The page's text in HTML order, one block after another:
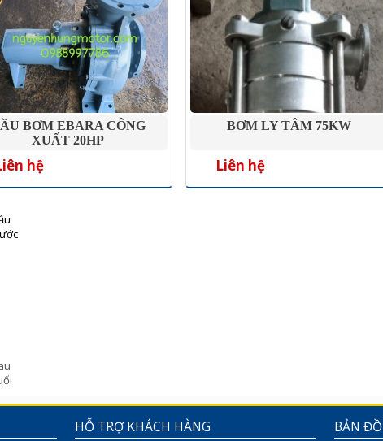
BƠM EBARA CÔNG
XUẤT 20HP
hệ
BƠM LY TÂM 75KW
Liên hệ
HỖ TRỢ KHÁCH HÀNG BẢN ĐỒ